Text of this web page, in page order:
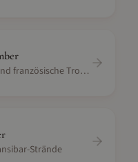
Vulkanwanderungen und französische Tropeninsel
Strände